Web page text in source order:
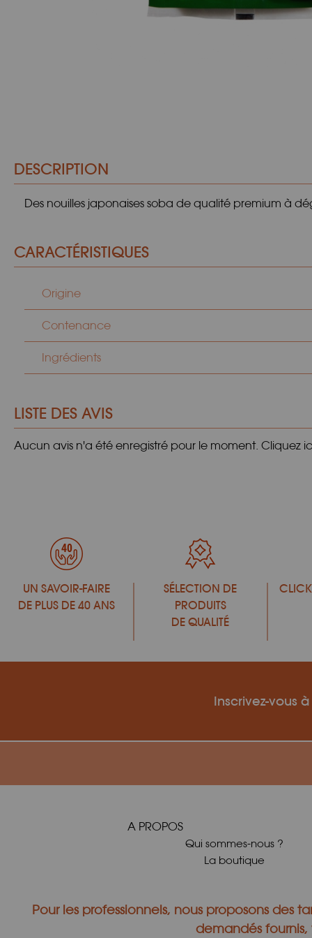
DESCRIPTION
Des nouilles japonaises soba de qualité premium à
CARACTÉRISTIQUES
Origine
Contenance
Ingrédients
LISTE DES AVIS
Aucun avis n'a été enregistré pour le moment. Cliquez
UN SAVOIR-FAIRE
DE PLUS DE 40 ANS
SÉLECTION DE
PRODUITS
DE QUALITÉ
Inscrivez-vous
A PROPOS
Qui sommes-nous ?
La boutique
Pour les professionnels, nous proposons des
demandés